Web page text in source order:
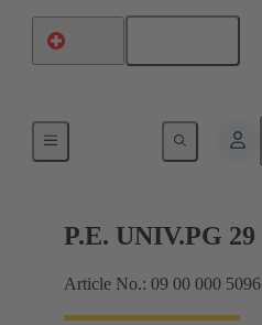
Presse-étoupes
P.E. UNIV.PG 29
Article No.: 09 00 000 5096